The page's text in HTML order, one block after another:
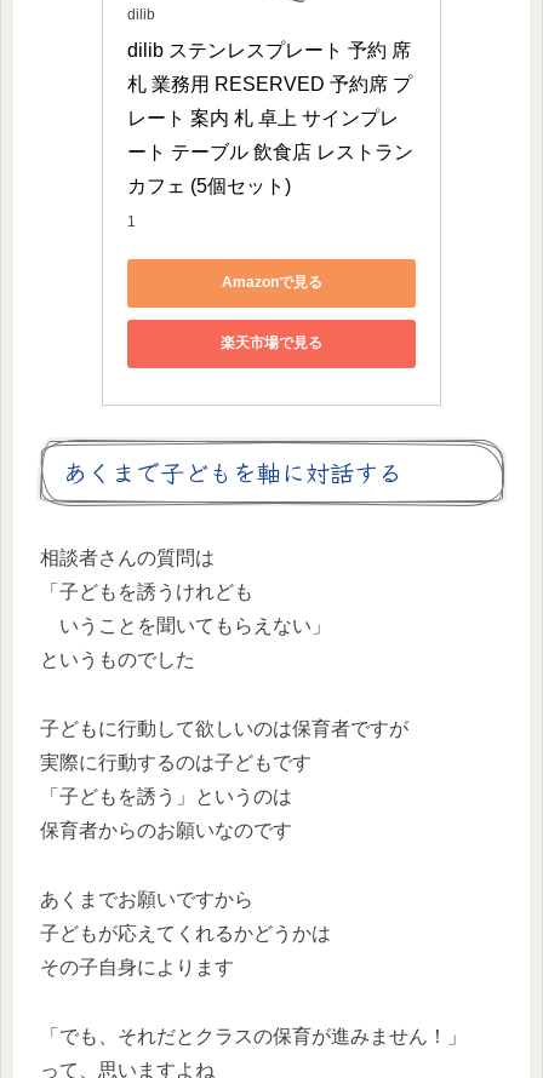
dilib
dilib ステンレスプレート 予約 席
札 業務用 RESERVED 予約席 プ
レート 案内 札 卓上 サインプレ
ート テーブル 飲食店 レストラン
カフェ (5個セット)
1
Amazonで見る
楽天市場で見る
あくまで子どもを軸に対話する
相談者さんの質問は
「子どもを誘うけれども
いうことを聞いてもらえない」
というものでした
子どもに行動して欲しいのは保育者ですが
実際に行動するのは子どもです
「子どもを誘う」というのは
保育者からのお願いなのです
あくまでお願いですから
子どもが応えてくれるかどうかは
その子自身によります
「でも、それだとクラスの保育が進みません！」
って、思いますよね